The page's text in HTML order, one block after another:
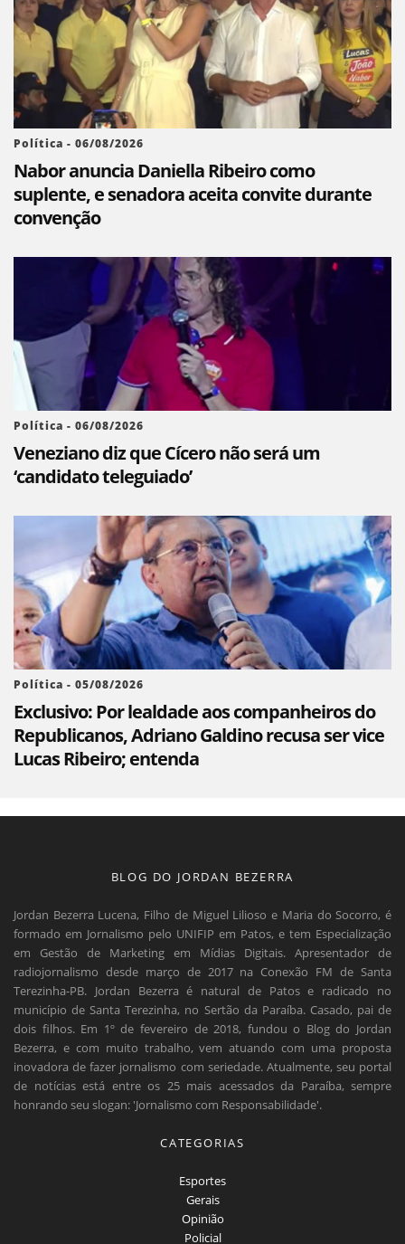
Política - 06/08/2026
Nabor anuncia Daniella Ribeiro como
suplente, e senadora aceita convite durante
convenção
Política - 06/08/2026
Veneziano diz que Cícero não será um
‘candidato teleguiado’
Política - 05/08/2026
Exclusivo: Por lealdade aos companheiros do
Republicanos, Adriano Galdino recusa ser vice
Lucas Ribeiro; entenda
BLOG DO JORDAN BEZERRA
Jordan Bezerra Lucena, Filho de Miguel Lilioso e Maria do Socorro, é
formado em Jornalismo pelo UNIFIP em Patos, e tem Especialização
em Gestão de Marketing em Mídias Digitais. Apresentador de
radiojornalismo desde março de 2017 na Conexão FM de Santa
Terezinha-PB. Jordan Bezerra é natural de Patos e radicado no
município de Santa Terezinha, no Sertão da Paraíba. Casado, pai de
dois filhos. Em 1º de fevereiro de 2018, fundou o Blog do Jordan
Bezerra, e com muito trabalho, vem atuando com uma proposta
inovadora de fazer jornalismo com seriedade. Atualmente, seu portal
de notícias está entre os 25 mais acessados da Paraíba, sempre
honrando seu slogan: 'Jornalismo com Responsabilidade'.
CATEGORIAS
Esportes
Gerais
Opinião
Policial